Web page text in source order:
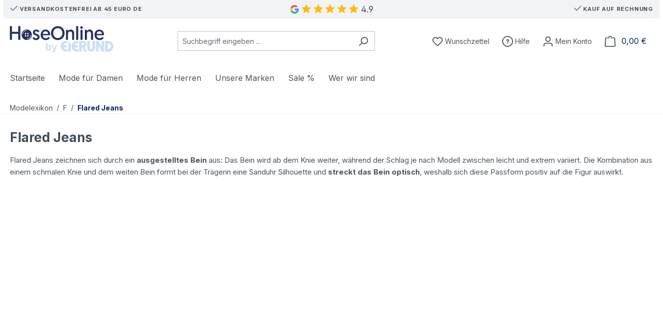
Hauptinhalt springen
Zur Suche springen
Zur Hauptnavigation springen
VERSANDKOSTENFREI AB 45 EURO DE 4.9 KAUF AUF RECHNUNG
Du hast 0 Produkte auf dem Merkzettel
Wunschzettel Hilfe 0,00 €
Startseite Mode für Damen Mode für Herren Unsere Marken Sale % Wer wir sind
Modelexikon / F / Flared Jeans
Flared Jeans
Flared Jeans zeichnen sich durch ein ausgestelltes Bein aus: Das Bein wird ab dem Knie weiter, während der Schlag je nach Modell zwischen leicht und extrem variiert. Die Kombination aus
einem schmalen Knie und dem weiten Bein formt bei der Trägerin eine Sanduhr Silhouette und streckt das Bein optisch , weshalb sich diese Passform positiv auf die Figur auswirkt.